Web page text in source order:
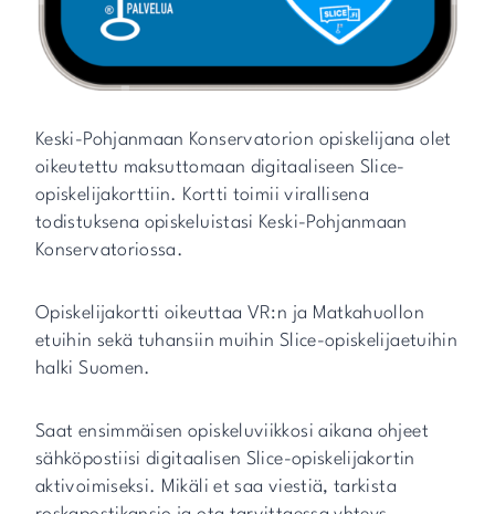
Keski-Pohjanmaan Konservatorion opiskelijana olet
oikeutettu maksuttomaan digitaaliseen Slice-
opiskelijakorttiin. Kortti toimii virallisena
todistuksena opiskeluistasi Keski-Pohjanmaan
Konservatoriossa.
Opiskelijakortti oikeuttaa VR:n ja Matkahuollon
etuihin sekä tuhansiin muihin Slice-opiskelijaetuihin
halki Suomen.
Saat ensimmäisen opiskeluviikkosi aikana ohjeet
sähköpostiisi digitaalisen Slice-opiskelijakortin
aktivoimiseksi. Mikäli et saa viestiä, tarkista